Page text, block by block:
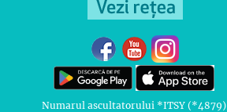
Numarul ascultatorului *ITSY (*4879)